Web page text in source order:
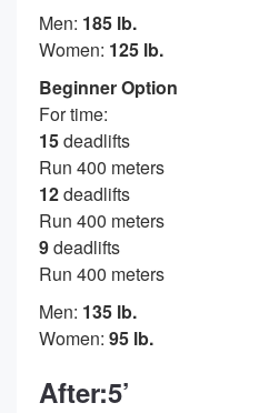
Men: 185 lb.
Women: 125 lb.
Beginner Option
For time:
15deadlifts
Run 400 meters
12deadlifts
Run 400 meters
9deadlifts
Run 400 meters
Men: 135 lb.
Women: 95 lb.
After:5’